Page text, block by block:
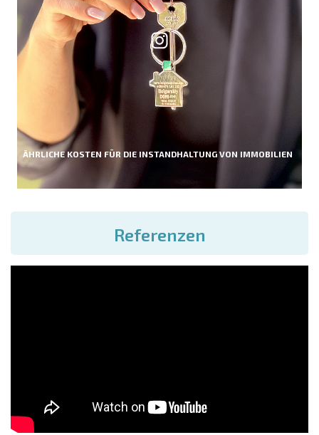
ÄHRLICHE KOSTEN FÜR DIE INSTANDHALTUNG VON IMMOBILIEN
Referenzen